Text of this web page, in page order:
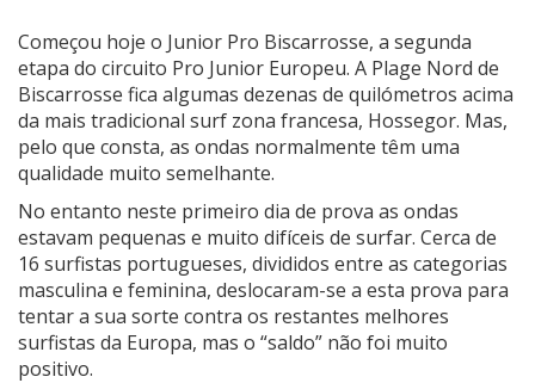
Começou hoje o Junior Pro Biscarrosse, a segunda
etapa do circuito Pro Junior Europeu. A Plage Nord de
Biscarrosse fica algumas dezenas de quilómetros acima
da mais tradicional surf zona francesa, Hossegor. Mas,
pelo que consta, as ondas normalmente têm uma
qualidade muito semelhante.
No entanto neste primeiro dia de prova as ondas
estavam pequenas e muito difíceis de surfar. Cerca de
16 surfistas portugueses, divididos entre as categorias
masculina e feminina, deslocaram-se a esta prova para
tentar a sua sorte contra os restantes melhores
surfistas da Europa, mas o “saldo” não foi muito
positivo.